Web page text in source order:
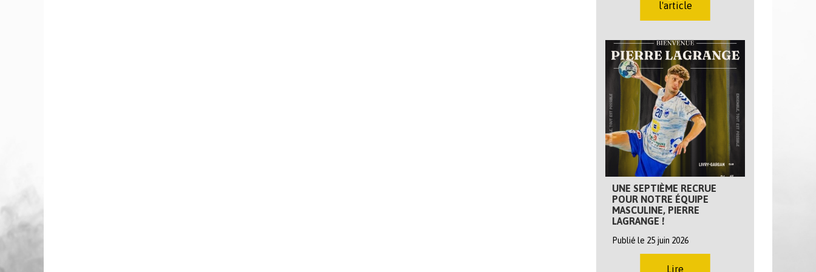
l'article
UNE SEPTIÈME RECRUE
POUR NOTRE ÉQUIPE
MASCULINE, PIERRE
LAGRANGE !
Publié le 25 juin 2026
Lire